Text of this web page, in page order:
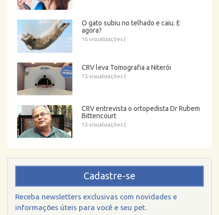
O gato subiu no telhado e caiu. E
agora?
16 visualizações
CRV leva Tomografia a Niterói
15 visualizações
CRV entrevista o ortopedista Dr Rubem
Bittencourt
15 visualizações
Cadastre-se
Receba newsletters exclusivas com novidades e
informações úteis para você e seu pet.